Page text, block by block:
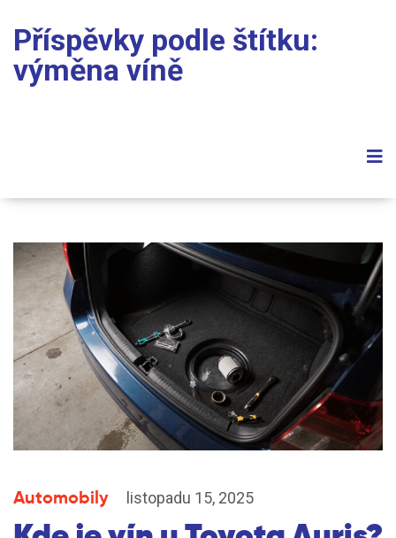
Příspěvky podle štítku:
výměna víně
Automobily listopadu 15, 2025